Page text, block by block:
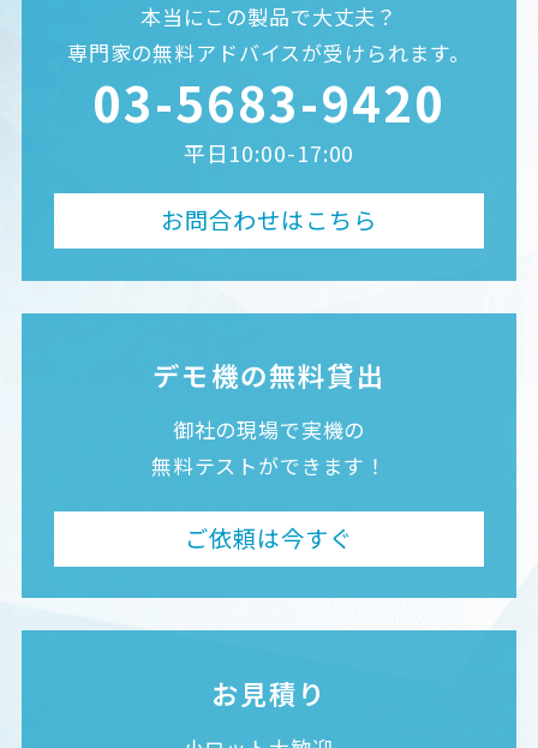
本当にこの製品で大丈夫？
専門家の無料アドバイスが受けられます。
03-5683-9420
平日10:00-17:00
お問合わせはこちら
デモ機の無料貸出
御社の現場で実機の
無料テストができます！
ご依頼は今すぐ
お見積り